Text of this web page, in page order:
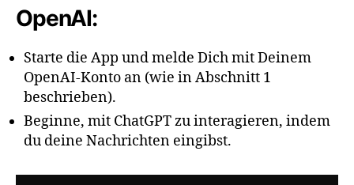
OpenAI:
Starte die App und melde Dich mit Deinem
OpenAI-Konto an (wie in Abschnitt 1
beschrieben).
Beginne, mit ChatGPT zu interagieren, indem
du deine Nachrichten eingibst.